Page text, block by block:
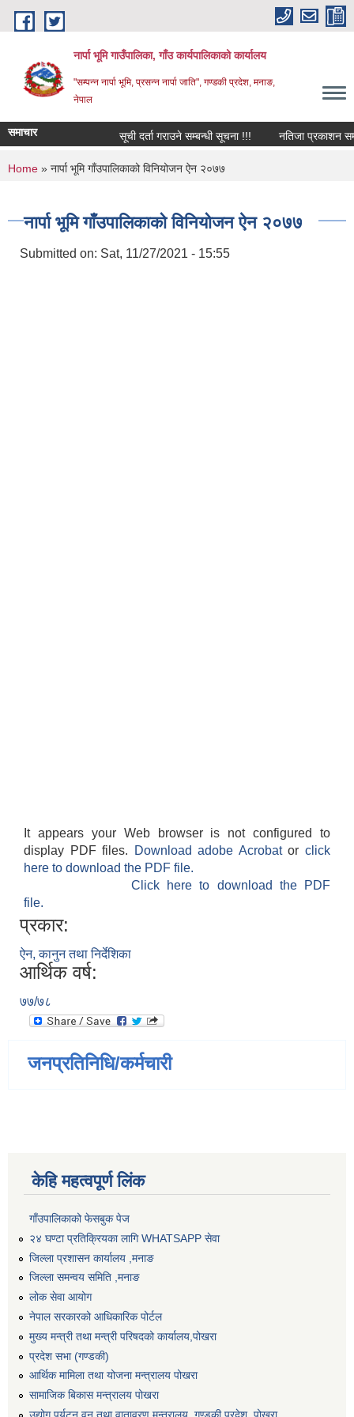
Skip to main content
नार्पा भूमि गाउँपालिका, गाँउ कार्यपालिकाको कार्यालय
"सम्पन्न नार्पा भूमि, प्रसन्न नार्पा जाति", गण्डकी प्रदेश, मनाङ,
नेपाल
समाचार सूची दर्ता गराउने सम्बन्धी सूचना !!! नतिजा प्रकाशन
You are here
Home » नार्पा भूमि गाँउपालिकाको विनियोजन ऐन २०७७
नार्पा भूमि गाँउपालिकाको विनियोजन ऐन २०७७
Submitted on: Sat, 11/27/2021 - 15:55
It appears your Web browser is not configured to
display PDF files.
Download adobe Acrobatorclick
here to download the PDF file.
Click here to download the PDF
file.
प्रकार:
ऐन, कानुन तथा निर्देशिका
आर्थिक वर्ष:
७७/७८
जनप्रतिनिधि/कर्मचारी
केहि महत्वपूर्ण लिंक
गाँउपालिकाको फेसबुक पेज
२४ घण्टा प्रतिक्रियका लागि WHATSAPP सेवा
जिल्ला प्रशासन कार्यालय ,मनाङ
जिल्ला समन्वय समिति ,मनाङ
लोक सेवा आयोग
नेपाल सरकारको आधिकारिक पोर्टल
मुख्य मन्त्री तथा मन्त्री परिषदको कार्यालय,पोखरा
प्रदेश सभा (गण्डकी)
आर्थिक मामिला तथा योजना मन्त्रालय पोखरा
सामाजिक बिकास मन्त्रालय पोखरा